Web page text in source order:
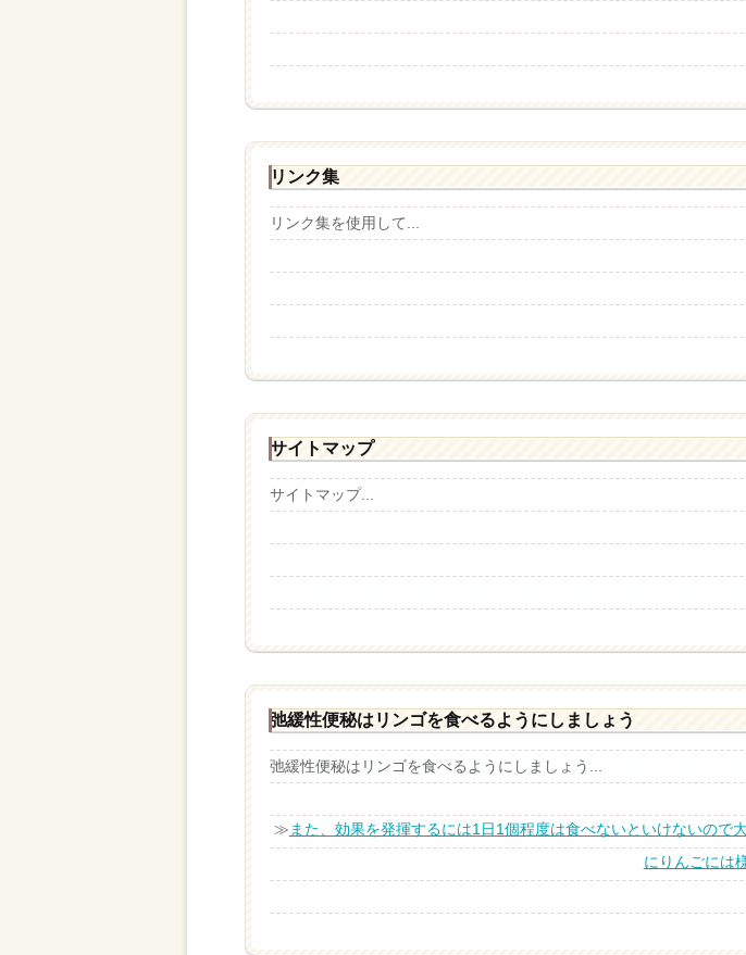
リンク集
リンク集を使用して...
サイトマップ
サイトマップ...
弛緩性便秘はリンゴを食べるようにしましょう
弛緩性便秘はリンゴを食べるようにしましょう...
≫ また、効果を発揮するには1日1個程度は食べないといけないの
にりんごには